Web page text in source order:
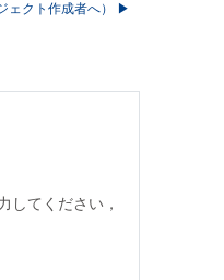
ェクト作成者へ） ▶︎
してください，